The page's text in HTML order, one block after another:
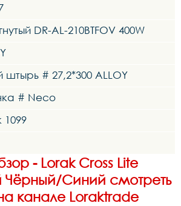
DR-AL-210BTFOV 400W
штырь # 27,2*300 ALLOY
# Neco
- Lorak Cross Lite
Чёрный/Синий смотреть
канале Loraktrade